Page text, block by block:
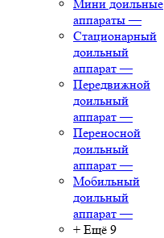
Мини доильные
аппараты —
Стационарный
доильный
аппарат —
Передвижной
доильный
аппарат —
Переносной
доильный
аппарат —
Мобильный
доильный
аппарат —
+ Ещё 9